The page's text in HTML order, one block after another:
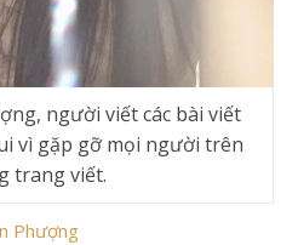
người viết các bài viết
vì gặp gỡ mọi người trên
trang viết.
Phượng